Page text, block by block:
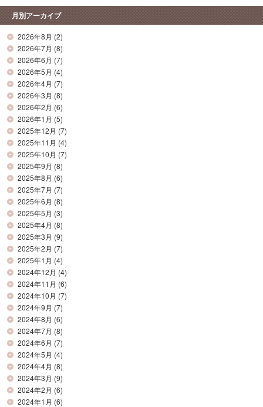
月別アーカイブ
2026年8月 (2)
2026年7月 (8)
2026年6月 (7)
2026年5月 (4)
2026年4月 (7)
2026年3月 (8)
2026年2月 (6)
2026年1月 (5)
2025年12月 (7)
2025年11月 (4)
2025年10月 (7)
2025年9月 (8)
2025年8月 (6)
2025年7月 (7)
2025年6月 (8)
2025年5月 (3)
2025年4月 (8)
2025年3月 (9)
2025年2月 (7)
2025年1月 (4)
2024年12月 (4)
2024年11月 (6)
2024年10月 (7)
2024年9月 (7)
2024年8月 (6)
2024年7月 (8)
2024年6月 (7)
2024年5月 (4)
2024年4月 (8)
2024年3月 (9)
2024年2月 (6)
2024年1月 (6)